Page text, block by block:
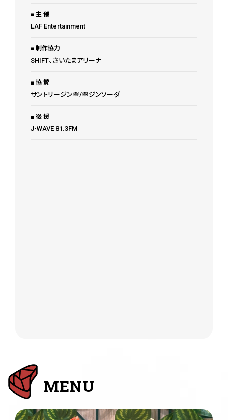
主 催
LAF Entertainment
制作協力
SHIFT、さいたまアリーナ
協 賛
サントリージン翠/翠ジンソーダ
後 援
J-WAVE 81.3FM
MENU